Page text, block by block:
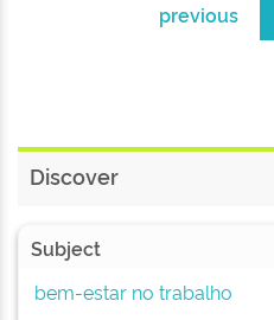
previous
Discover
Subject
bem-estar no trabalho